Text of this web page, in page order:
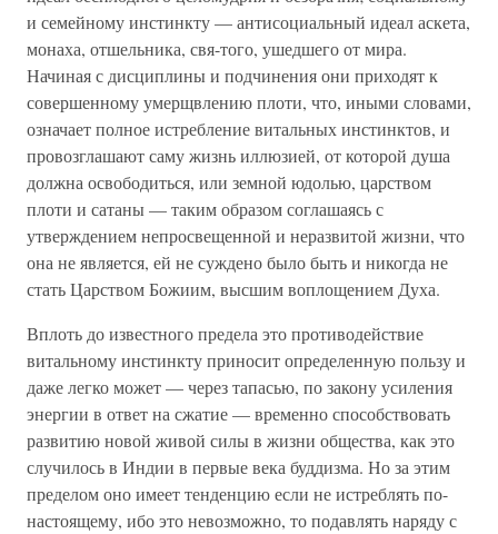
и семейному инстинкту — антисоциальный идеал аскета,
монаха, отшельника, свя-того, ушедшего от мира.
Начиная с дисциплины и подчинения они приходят к
совершенному умерщвлению плоти, что, иными словами,
означает полное истребление витальных инстинктов, и
провозглашают саму жизнь иллюзией, от которой душа
должна освободиться, или земной юдолью, царством
плоти и сатаны — таким образом соглашаясь с
утверждением непросвещенной и неразвитой жизни, что
она не является, ей не суждено было быть и никогда не
стать Царством Божиим, высшим воплощением Духа.
Вплоть до известного предела это противодействие
витальному инстинкту приносит определенную пользу и
даже легко может — через тапасью, по закону усиления
энергии в ответ на сжатие — временно способствовать
развитию новой живой силы в жизни общества, как это
случилось в Индии в первые века буддизма. Но за этим
пределом оно имеет тенденцию если не истреблять по-
настоящему, ибо это невозможно, то подавлять наряду с